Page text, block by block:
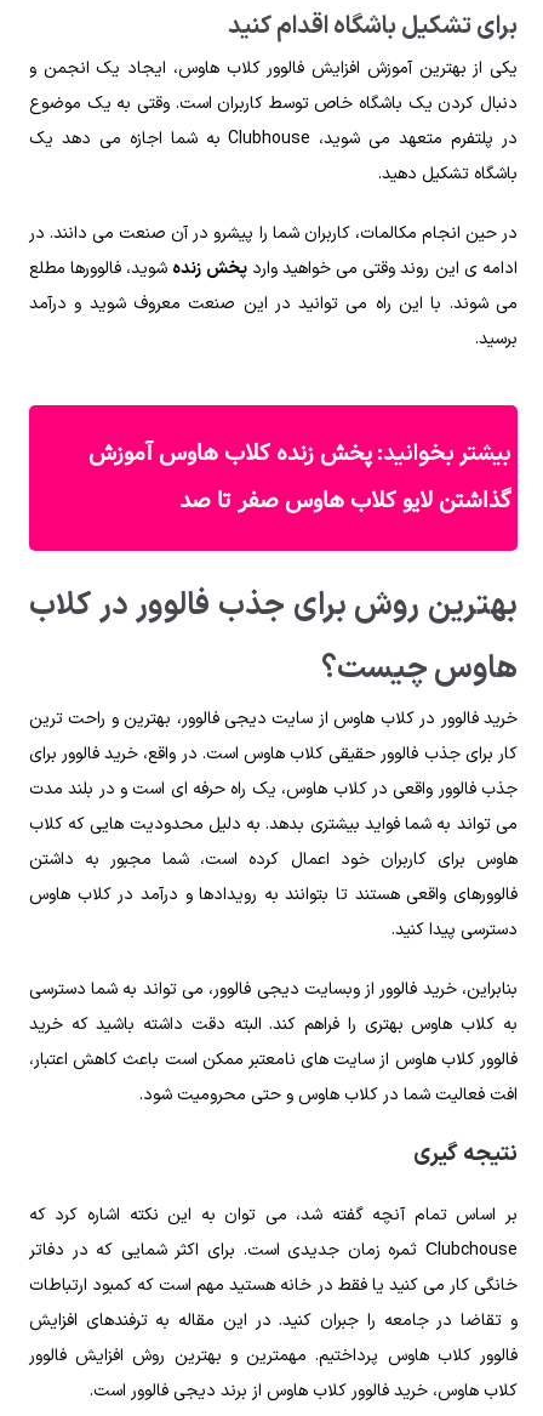
برای تشکیل باشگاه اقدام کنید
یکی از بهترین آموزش افزایش فالوور کلاب هاوس، ایجاد یک انجمن و
دنبال کردن یک باشگاه خاص توسط کاربران است. وقتی به یک موضوع
در پلتفرم متعهد می شوید، Clubhouse به شما اجازه می دهد یک
باشگاه تشکیل دهید.
در حین انجام مکالمات، کاربران شما را پیشرو در آن صنعت می دانند. در
ادامه ی این روند وقتی می خواهید واردپخش زنده شوید، فالوورها مطلع
می شوند. با این راه می توانید در این صنعت معروف شوید و درآمد
برسید.
بیشتر بخوانید:پخش زنده کلاب هاوس آموزش
گذاشتن لایو کلاب هاوس صفر تا صد
بهترین روش برای جذب فالوور در کلاب
هاوس چیست؟
خرید فالوور در کلاب هاوس از سایت دیجی فالوور، بهترین و راحت ترین
کار برای جذب فالوور حقیقی کلاب هاوس است. در واقع، خرید فالوور برای
جذب فالوور واقعی در کلاب هاوس، یک راه حرفه ای است و در بلند مدت
می تواند به شما فواید بیشتری بدهد. به دلیل محدودیت هایی که کلاب
هاوس برای کاربران خود اعمال کرده است، شما مجبور به داشتن
فالوورهای واقعی هستند تا بتوانند به رویدادها و درآمد در کلاب هاوس
دسترسی پیدا کنید.
بنابراین، خرید فالوور از وبسایت دیجی فالوور، می تواند به شما دسترسی
به کلاب هاوس بهتری را فراهم کند. البته دقت داشته باشید که خرید
فالوور کلاب هاوس از سایت های نامعتبر ممکن است باعث کاهش اعتبار،
افت فعالیت شما در کلاب هاوس و حتی محرومیت شود.
نتیجه گیری
بر اساس تمام آنچه گفته شد، می توان به این نکته اشاره کرد که
Сlubchouse ثمره زمان جدیدی است. برای اکثر شمایی که در دفاتر
خانگی کار می کنید یا فقط در خانه هستید مهم است که کمبود ارتباطات
و تقاضا در جامعه را جبران کنید. در این مقاله به ترفندهای افزایش
فالوور کلاب هاوس پرداختیم. مهمترین و بهترین روش افزایش فالوور
کلاب هاوس، خرید فالوور کلاب هاوس از برند دیجی فالوور است.